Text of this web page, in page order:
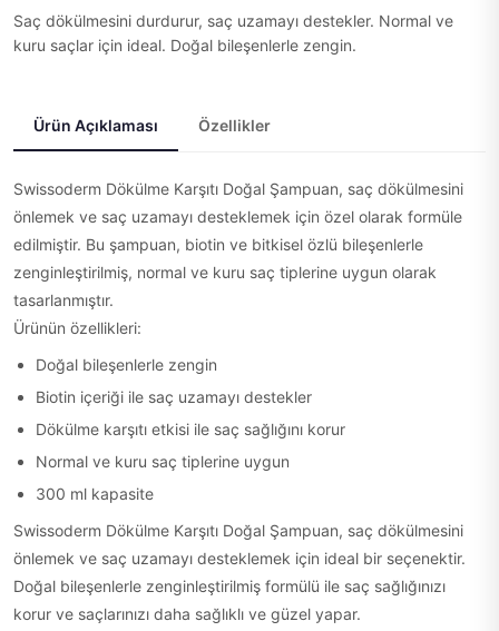
Saç dökülmesini durdurur, saç uzamayı destekler. Normal ve
kuru saçlar için ideal. Doğal bileşenlerle zengin.
Ürün Açıklaması Özellikler
Swissoderm Dökülme Karşıtı Doğal Şampuan, saç dökülmesini
önlemek ve saç uzamayı desteklemek için özel olarak formüle
edilmiştir. Bu şampuan, biotin ve bitkisel özlü bileşenlerle
zenginleştirilmiş, normal ve kuru saç tiplerine uygun olarak
tasarlanmıştır.
Ürünün özellikleri:
Doğal bileşenlerle zengin
Biotin içeriği ile saç uzamayı destekler
Dökülme karşıtı etkisi ile saç sağlığını korur
Normal ve kuru saç tiplerine uygun
300 ml kapasite
Swissoderm Dökülme Karşıtı Doğal Şampuan, saç dökülmesini
önlemek ve saç uzamayı desteklemek için ideal bir seçenektir.
Doğal bileşenlerle zenginleştirilmiş formülü ile saç sağlığınızı
korur ve saçlarınızı daha sağlıklı ve güzel yapar.